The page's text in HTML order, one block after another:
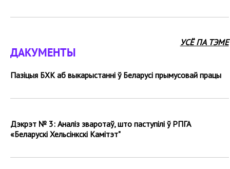
УСЁ ПА ТЭМЕ
ДАКУМЕНТЫ
Пазіцыя БХК аб выкарыстанні ў Беларусі прымусовай працы
Дэкрэт № 3: Аналіз зваротаў, што паступілі ў РПГА
«Беларускі Хельсінкскі Камітэт"